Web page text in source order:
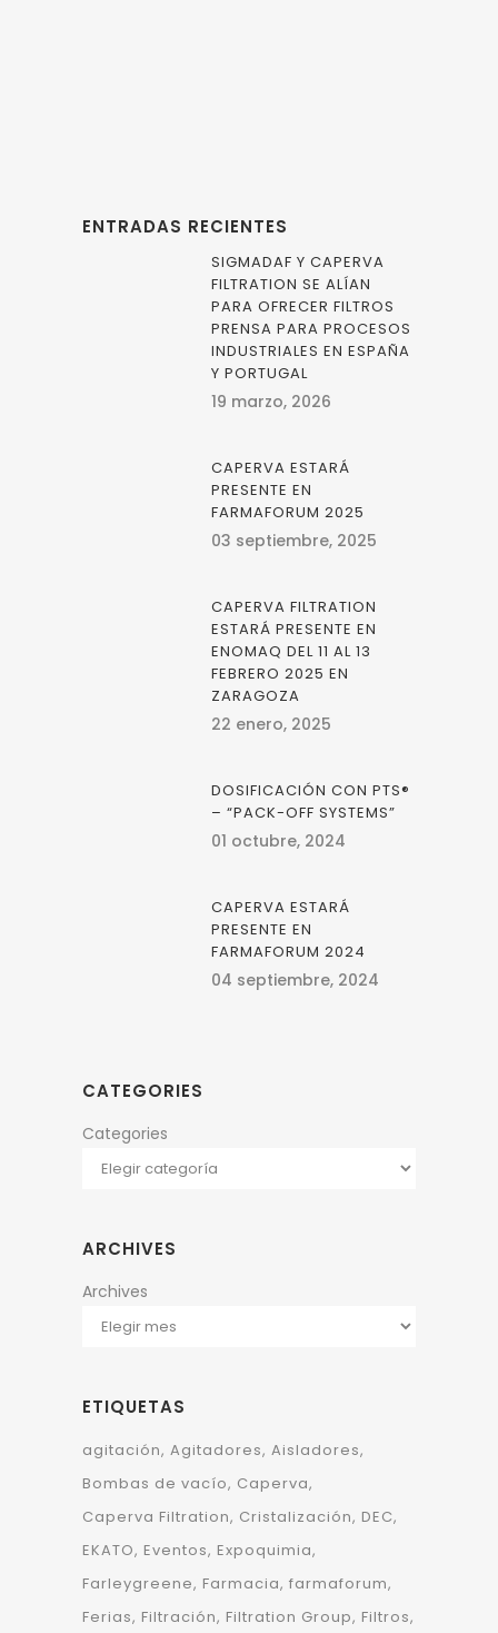
ENTRADAS RECIENTES
SIGMADAF Y CAPERVA
FILTRATION SE ALÍAN
PARA OFRECER FILTROS
PRENSA PARA PROCESOS
INDUSTRIALES EN ESPAÑA
Y PORTUGAL
19 marzo, 2026
CAPERVA ESTARÁ
PRESENTE EN
FARMAFORUM 2025
03 septiembre, 2025
CAPERVA FILTRATION
ESTARÁ PRESENTE EN
ENOMAQ DEL 11 AL 13
FEBRERO 2025 EN
ZARAGOZA
22 enero, 2025
DOSIFICACIÓN CON PTS®
– “PACK-OFF SYSTEMS”
01 octubre, 2024
CAPERVA ESTARÁ
PRESENTE EN
FARMAFORUM 2024
04 septiembre, 2024
CATEGORIES
Categories
ARCHIVES
Archives
ETIQUETAS
agitación Agitadores Aisladores
Bombas de vacío Caperva
Caperva Filtration Cristalización DEC
EKATO Eventos Expoquimia
Farleygreene Farmacia farmaforum
Ferias Filtración Filtration Group Filtros